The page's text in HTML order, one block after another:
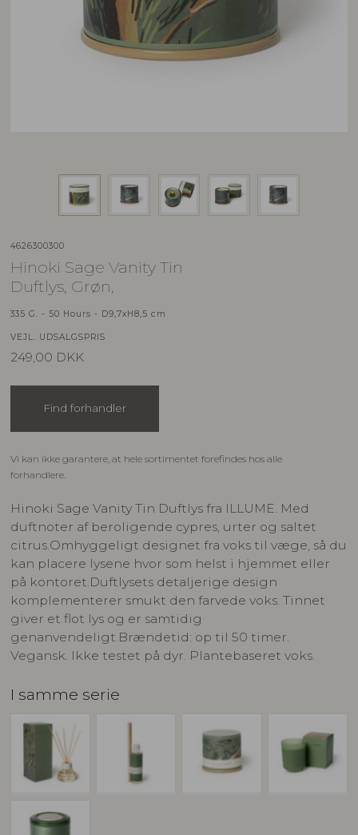
4626300300
Hinoki Sage Vanity Tin
Duftlys, Grøn,
335 G. - 50 Hours - D9,7xH8,5 cm
VEJL. UDSALGSPRIS
249,00 DKK
Find forhandler
Vi kan ikke garantere, at hele sortimentet forefindes hos alle
forhandlere.
Hinoki Sage Vanity Tin Duftlys fra ILLUME. Med
duftnoter af beroligende cypres, urter og saltet
citrus.Omhyggeligt designet fra voks til væge, så du
kan placere lysene hvor som helst i hjemmet eller
på kontoret.Duftlysets detaljerige design
komplementerer smukt den farvede voks. Tinnet
giver et flot lys og er samtidig
genanvendeligt.Brændetid: op til 50 timer.
Vegansk. Ikke testet på dyr. Plantebaseret voks.
I samme serie